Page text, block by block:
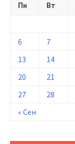
Пн Вт
« Сен
6
7
13
14
20
21
27
28